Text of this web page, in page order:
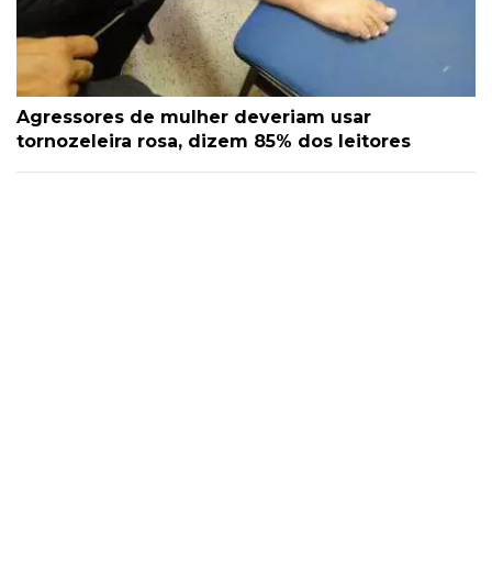
Agressores de mulher deveriam usar
tornozeleira rosa, dizem 85% dos leitores